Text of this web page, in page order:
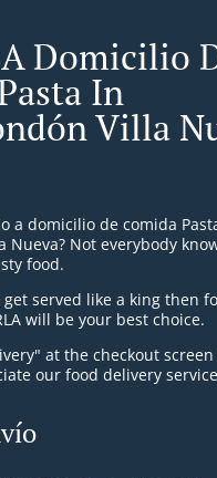
Domicilio
In
Villa
a domicilio de comida
Nueva? Not everybody
food.
served like a king then
will be your best choice.
at the checkout
our food delivery